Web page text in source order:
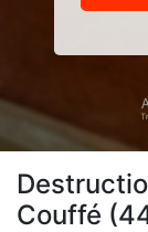
Couffé